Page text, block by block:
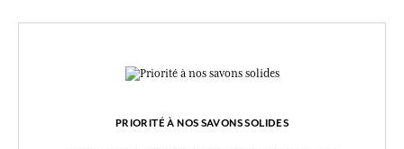
PRIORITÉ À NOS SAVONS SOLIDES